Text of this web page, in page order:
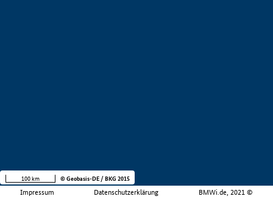
Impressum Datenschutzerklärung BMWi.de, 2021 ©
100 km © Geobasis-DE / BKG 2015